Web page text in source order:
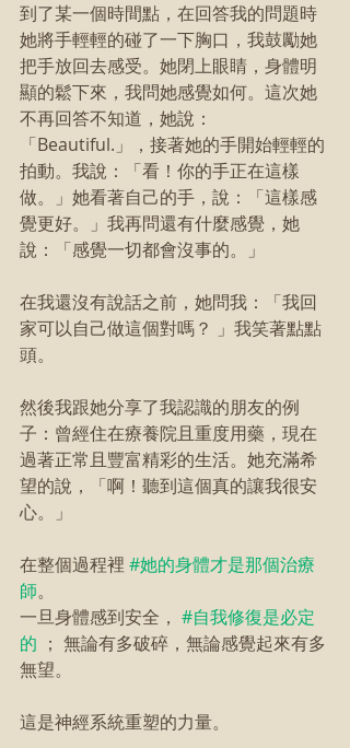
到了某一個時間點，在回答我的問題時
她將手輕輕的碰了一下胸口，我鼓勵她
把手放回去感受。她閉上眼睛，身體明
顯的鬆下來，我問她感覺如何。這次她
不再回答不知道，她說：
「Beautiful.」，接著她的手開始輕輕的
拍動。我說：「看！你的手正在這樣
做。」她看著自己的手，說：「這樣感
覺更好。」我再問還有什麼感覺，她
說：「感覺一切都會沒事的。」
在我還沒有說話之前，她問我：「我回
家可以自己做這個對嗎？ 」我笑著點點
頭。
然後我跟她分享了我認識的朋友的例
子：曾經住在療養院且重度用藥，現在
過著正常且豐富精彩的生活。她充滿希
望的說，「啊！聽到這個真的讓我很安
心。」
在整個過程裡 #她的身體才是那個治療
師。
一旦身體感到安全， #自我修復是必定
的 ； 無論有多破碎，無論感覺起來有多
無望。
這是神經系統重塑的力量。